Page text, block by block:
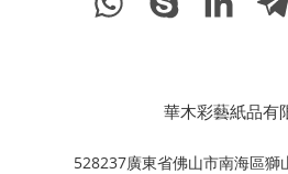
華木彩藝紙品有
528237廣東省佛山市南海區獅